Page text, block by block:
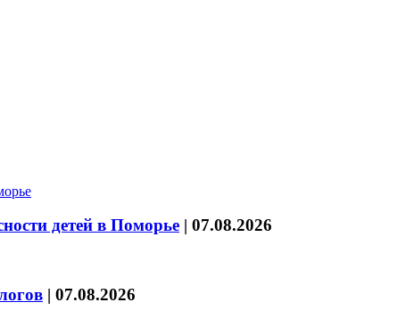
детей в Поморье | 07.08.2026
| 07.08.2026